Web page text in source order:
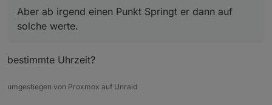
Aber ab irgend einen Punkt Springt er dann auf
solche werte.
bestimmte Uhrzeit?
umgestiegen von Proxmox auf Unraid